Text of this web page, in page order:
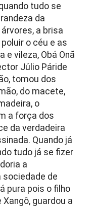
tudo se
da
a brisa
o céu e as
e vileza, Obá Onã
Júlio Páride
tomou dos
do macete,
o
a força dos
da verdadeira
Quando já
tudo já se fizer
a
sociedade de
pura pois o filho
Xangô, guardou a